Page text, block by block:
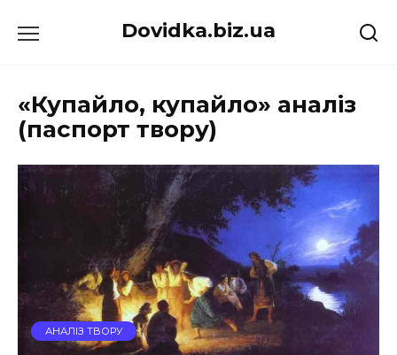
до
Dovidka.biz.ua
«Купайло, купайло» аналіз
(паспорт твору)
АНАЛІЗ ТВОРУ